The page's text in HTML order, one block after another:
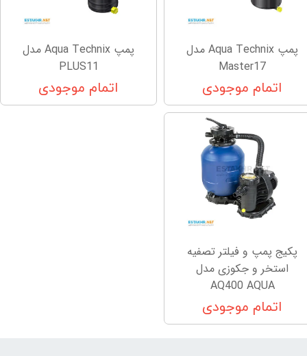
پمپ Aqua Technix مدل
Master17
اتمام موجودی
پمپ Aqua Technix مدل
PLUS11
اتمام موجودی
پکیج پمپ و فیلتر تصفیه
استخر و جکوزی مدل
AQ400 AQUA
اتمام موجودی